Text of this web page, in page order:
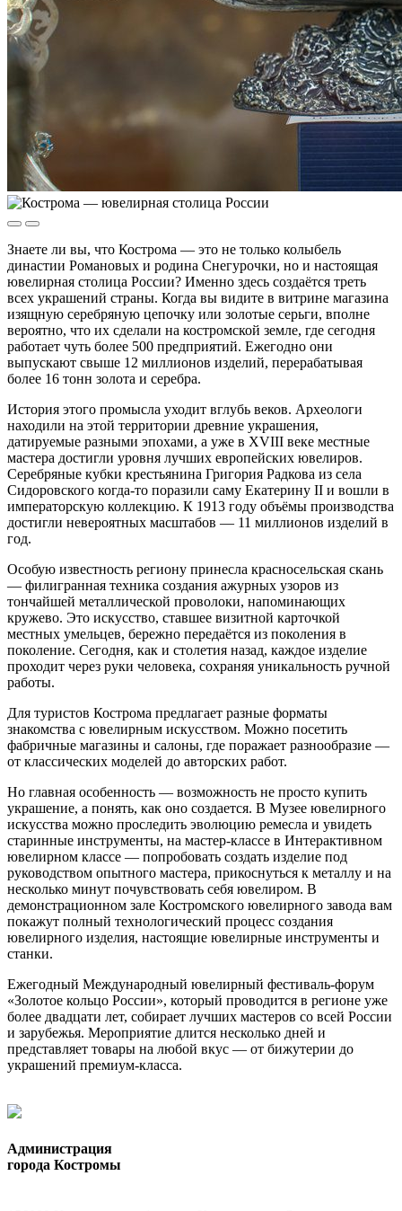
Знаете ли вы, что Кострома — это не только колыбель
династии Романовых и родина Снегурочки, но и настоящая
ювелирная столица России? Именно здесь создаётся треть
всех украшений страны. Когда вы видите в витрине магазина
изящную серебряную цепочку или золотые серьги, вполне
вероятно, что их сделали на костромской земле, где сегодня
работает чуть более 500 предприятий. Ежегодно они
выпускают свыше 12 миллионов изделий, перерабатывая
более 16 тонн золота и серебра.
История этого промысла уходит вглубь веков. Археологи
находили на этой территории древние украшения,
датируемые разными эпохами, а уже в XVIII веке местные
мастера достигли уровня лучших европейских ювелиров.
Серебряные кубки крестьянина Григория Радкова из села
Сидоровского когда-то поразили саму Екатерину II и вошли в
императорскую коллекцию. К 1913 году объёмы производства
достигли невероятных масштабов — 11 миллионов изделий в
год.
Особую известность региону принесла красносельская скань
— филигранная техника создания ажурных узоров из
тончайшей металлической проволоки, напоминающих
кружево. Это искусство, ставшее визитной карточкой
местных умельцев, бережно передаётся из поколения в
поколение. Сегодня, как и столетия назад, каждое изделие
проходит через руки человека, сохраняя уникальность ручной
работы.
Для туристов Кострома предлагает разные форматы
знакомства с ювелирным искусством. Можно посетить
фабричные магазины и салоны, где поражает разнообразие —
от классических моделей до авторских работ.
Но главная особенность — возможность не просто купить
украшение, а понять, как оно создается. В Музее ювелирного
искусства можно проследить эволюцию ремесла и увидеть
старинные инструменты, на мастер-классе в Интерактивном
ювелирном классе — попробовать создать изделие под
руководством опытного мастера, прикоснуться к металлу и на
несколько минут почувствовать себя ювелиром. В
демонстрационном зале Костромского ювелирного завода вам
покажут полный технологический процесс создания
ювелирного изделия, настоящие ювелирные инструменты и
станки.
Ежегодный Международный ювелирный фестиваль-форум
«Золотое кольцо России», который проводится в регионе уже
более двадцати лет, собирает лучших мастеров со всей России
и зарубежья. Мероприятие длится несколько дней и
представляет товары на любой вкус — от бижутерии до
украшений премиум-класса.
Администрация
города Костромы